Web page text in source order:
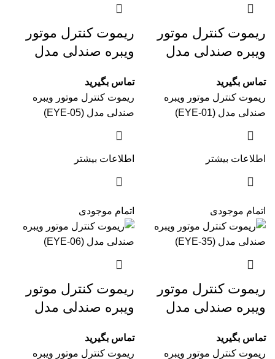
ریموت کنترل موتور
ویبره صندلی مدل
تماس بگیرید
ریموت کنترل موتور ویبره
صندلی مدل (EYE-01)
اطلاعات بیشتر
ریموت کنترل موتور
ویبره صندلی مدل
تماس بگیرید
ریموت کنترل موتور ویبره
صندلی مدل (EYE-05)
اطلاعات بیشتر
اتمام موجودی
ریموت کنترل موتور
ویبره صندلی مدل
تماس بگیرید
ریموت کنترل موتور ویبره
اتمام موجودی
ریموت کنترل موتور
ویبره صندلی مدل
تماس بگیرید
ریموت کنترل موتور ویبره